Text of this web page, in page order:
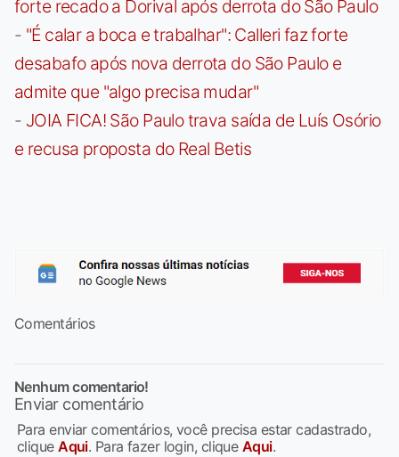
forte recado a Dorival após derrota do São Paulo
- "É calar a boca e trabalhar": Calleri faz forte
desabafo após nova derrota do São Paulo e
admite que "algo precisa mudar"
- JOIA FICA! São Paulo trava saída de Luís Osório
e recusa proposta do Real Betis
Comentários
Nenhum comentario!
Enviar comentário
Para enviar comentários, você precisa estar cadastrado,
cliqueAqui. Para fazer login, clique Aqui.